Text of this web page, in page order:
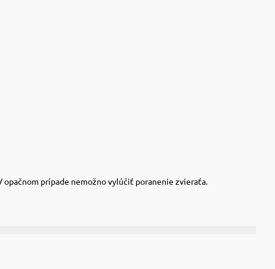
opačnom prípade nemožno vylúčiť poranenie zvieraťa.